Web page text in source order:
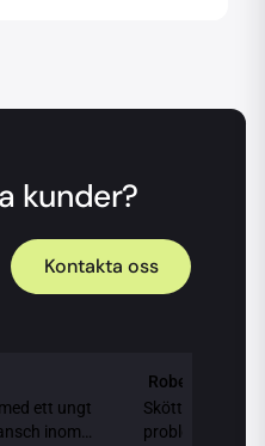
kunder?
Kontakta oss